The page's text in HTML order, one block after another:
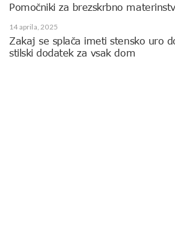
Pomočniki za brezskrbno
14 aprila, 2025
Zakaj se splača imeti stensko uro
stilski dodatek za vsak dom